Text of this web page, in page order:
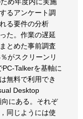
るアンケート調
る要件の分析
た。作業の遅延
とめた事前調査
がスクリーンリ
Talkerを基軸に
無料で利用でき
Desktop
にある。それぞ
同じようには使